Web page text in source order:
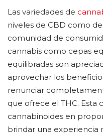
Las variedades de
niveles de CBD como
comunidad de
cannabis como cepas
equilibradas son
aprovechar los
renunciar
que ofrece el THC. Esta
cannabinoides en
brindar una experiencia